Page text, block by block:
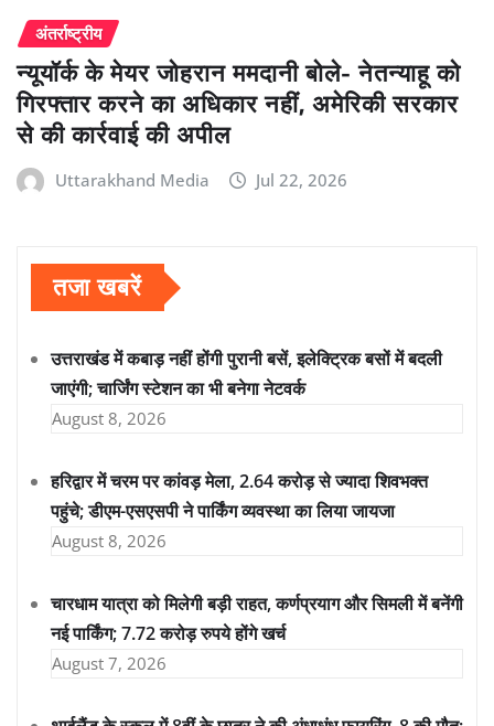
अंतर्राष्ट्रीय
न्यूयॉर्क के मेयर जोहरान ममदानी बोले- नेतन्याहू को
गिरफ्तार करने का अधिकार नहीं, अमेरिकी सरकार
से की कार्रवाई की अपील
Uttarakhand Media Jul 22, 2026
तजा खबरें
उत्तराखंड में कबाड़ नहीं होंगी पुरानी बसें, इलेक्ट्रिक बसों में बदली
जाएंगी; चार्जिंग स्टेशन का भी बनेगा नेटवर्क
August 8, 2026
हरिद्वार में चरम पर कांवड़ मेला, 2.64 करोड़ से ज्यादा शिवभक्त
पहुंचे; डीएम-एसएसपी ने पार्किंग व्यवस्था का लिया जायजा
August 8, 2026
चारधाम यात्रा को मिलेगी बड़ी राहत, कर्णप्रयाग और सिमली में बनेंगी
नई पार्किंग; 7.72 करोड़ रुपये होंगे खर्च
August 7, 2026